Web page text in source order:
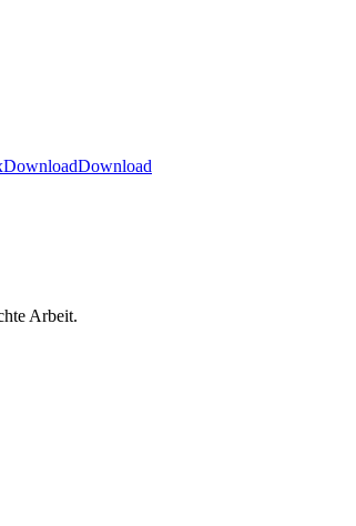
DownloadDownload
Arbeit.